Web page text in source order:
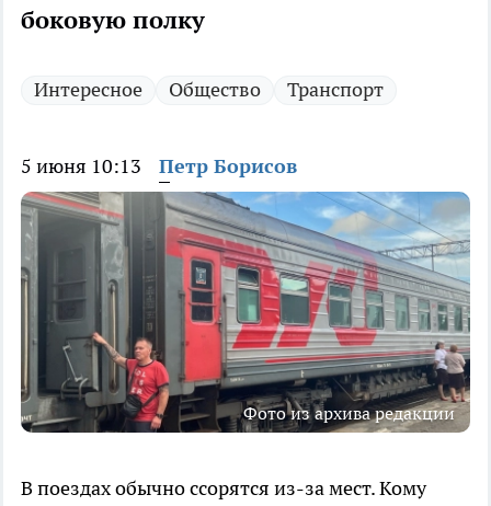
боковую полку
Интересное Общество Транспорт
5 июня 10:13 Петр Борисов
Фото из архива редакции
В поездах обычно ссорятся из-за мест. Кому